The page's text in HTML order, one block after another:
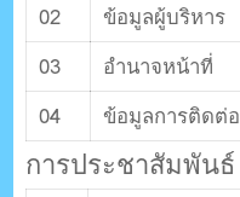
02
ข้อมูลผู้บริหาร
03
อำนาจหน้าที่
04
ข้อมูลการติดต่อ
การประชาสัมพันธ์